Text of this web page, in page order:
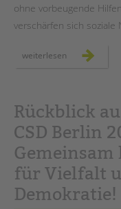
ohne vorbeugende Hilfen
verschärfen sich soziale
weiterlesen
prinzip
und
eine
debatte
über
die
der
jugendhilfe
in
berlin
Rückblick
CSD Berlin
Gemeinsam
für Vielfalt
Demokratie!